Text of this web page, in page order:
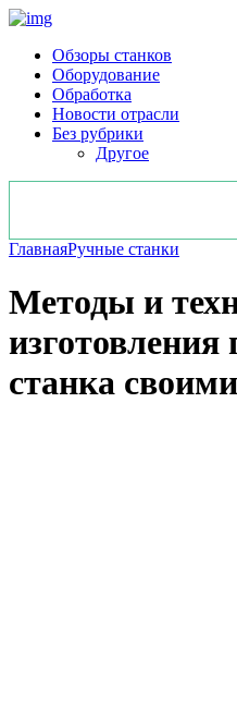
Обзоры станков
Оборудование
Обработка
Новости отрасли
Без рубрики
Другое
ГлавнаяРучные станки
Методы и
изготовления
станка